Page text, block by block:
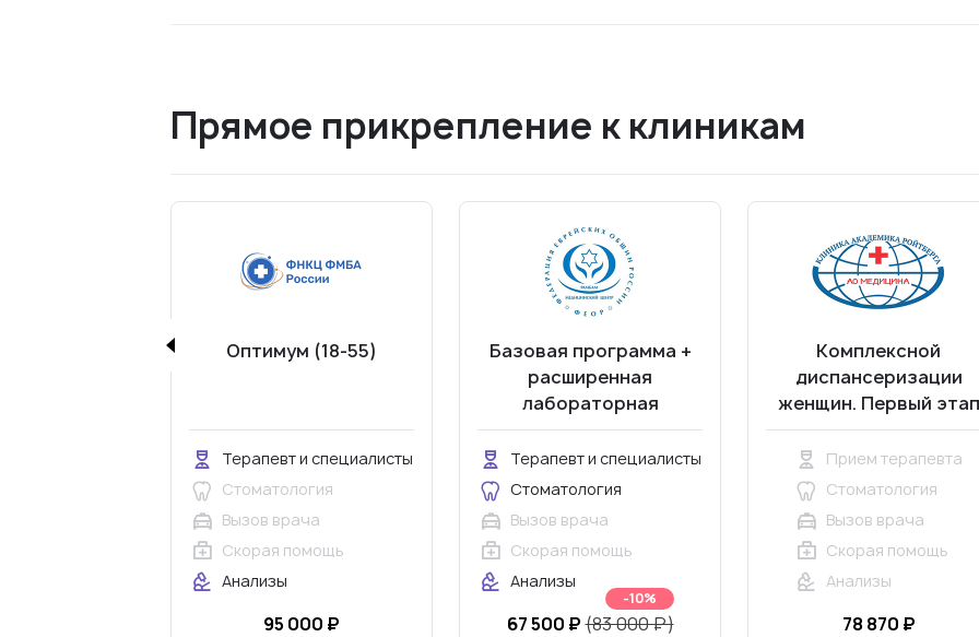
Прямое прикрепление к клиникам
Оптимум (18-55)
Терапевт и специалисты
Стоматология
Вызов врача
Скорая помощь
Анализы
95 000 ₽
Базовая программа +
расширенная
лабораторная
диагностика (18-70 лет)
Терапевт и специалисты
Стоматология
Вызов врача
Скорая помощь
Анализы
67 500 ₽ (83 000 ₽)
-10%
Комплексной
диспансеризации
женщин. Первый этап
Прием терапевта
Стоматология
Вызов врача
Скорая помощь
Анализы
78 870 ₽